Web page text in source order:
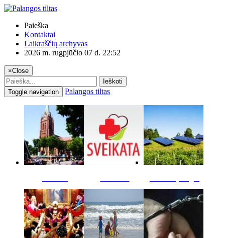
Paieška
Kontaktai
Laikraščių archyvas
2026 m. rugpjūčio 07 d. 22:52
×Close
Ieškoti
Toggle navigation
Palangos tiltas